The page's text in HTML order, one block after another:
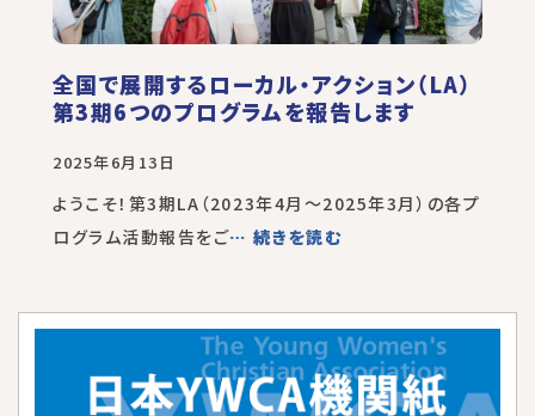
全国で展開するローカル・アクション（LA）
第3期6つのプログラムを報告します
2025年6月13日
ようこそ！第3期LA（2023年4月～2025年3月）の各プ
ログラム活動報告をご… 続きを読む